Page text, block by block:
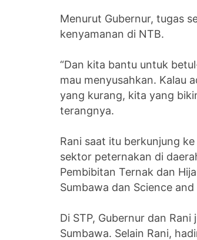
Menurut Gubernur, tugas
kenyamanan di NTB.
“Dan kita bantu untuk
mau menyusahkan. Kalau
yang kurang, kita yang
terangnya.
Rani saat itu berkunjung
sektor peternakan di
Pembibitan Ternak dan
Sumbawa dan Science
Di STP, Gubernur dan
Sumbawa. Selain Rani,